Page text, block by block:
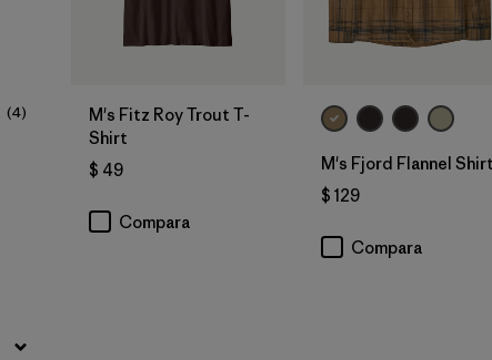
Warmth Index
(4)
M's Fitz Roy Trout T-
Shirt
$ 49
Compara
M's Fjord Flannel Shirt
$ 129
Compara